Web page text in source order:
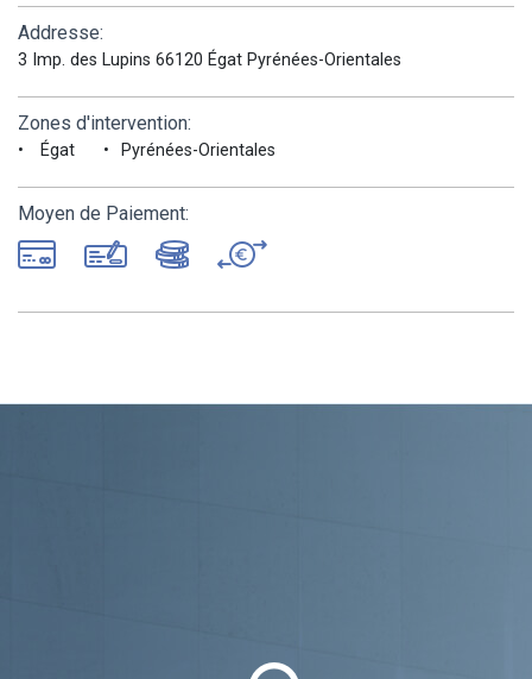
Addresse:
3 Imp. des Lupins 66120 Égat Pyrénées-Orientales
Zones d'intervention:
Égat Pyrénées-Orientales
Moyen de Paiement: